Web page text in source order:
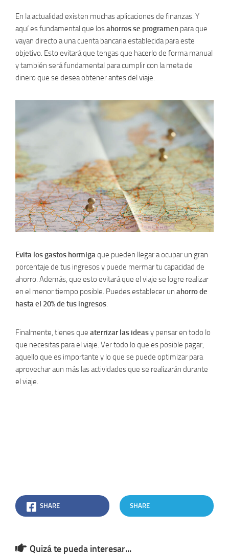
En la actualidad existen muchas aplicaciones de finanzas. Y
aquí es fundamental que losahorros se programen para que
vayan directo a una cuenta bancaria establecida para este
objetivo. Esto evitará que tengas que hacerlo de forma manual
y también será fundamental para cumplir con la meta de
dinero que se desea obtener antes del viaje.
Evita los gastos hormigaque pueden llegar a ocupar un gran
porcentaje de tus ingresos y puede mermar tu capacidad de
ahorro. Además, que esto evitará que el viaje se logre realizar
en el menor tiempo posible. Puedes establecer un ahorro de
hasta el 20% de tus ingresos.
Finalmente, tienes que aterrizar las ideasy pensar en todo lo
que necesitas para el viaje. Ver todo lo que es posible pagar,
aquello que es importante y lo que se puede optimizar para
aprovechar aun más las actividades que se realizarán durante
el viaje.
SHARE SHARE
Quizá te pueda interesar...